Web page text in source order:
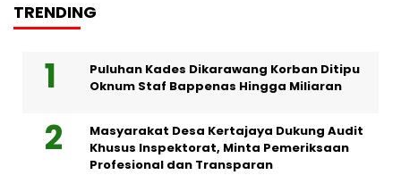
TRENDING
Puluhan Kades Dikarawang Korban Ditipu
Oknum Staf Bappenas Hingga Miliaran
Masyarakat Desa Kertajaya Dukung Audit
Khusus Inspektorat, Minta Pemeriksaan
Profesional dan Transparan